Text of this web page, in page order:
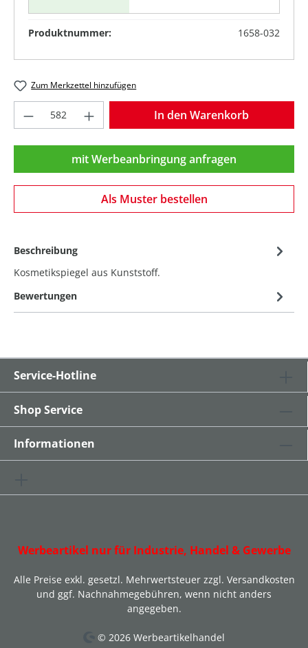
Produktnummer: 1658-032
Zum Merkzettel hinzufügen
Produkt Anzahl: Gib den gewünschten
In den Warenkorb
mit Werbeanbringung anfragen
Als Muster bestellen
Beschreibung
Kosmetikspiegel aus Kunststoff.
Bewertungen
Service-Hotline
Shop Service
Informationen
Werbeartikel nur für Industrie, Handel & Gewerbe
Alle Preise exkl. gesetzl. Mehrwertsteuer zzgl. Versandkosten
und ggf. Nachnahmegebühren, wenn nicht anders
angegeben.
© 2026 Werbeartikelhandel